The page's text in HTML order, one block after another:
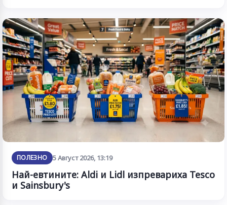
ПОЛЕЗНО 5 Август 2026, 13:19
Най-евтините: Aldi и Lidl изпревариха Tesco
и Sainsbury's